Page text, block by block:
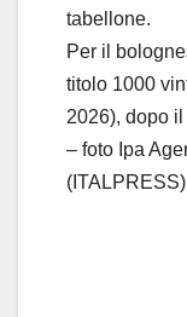
tabellone.
Per il
titolo 1000
2026), dopo
– foto Ipa